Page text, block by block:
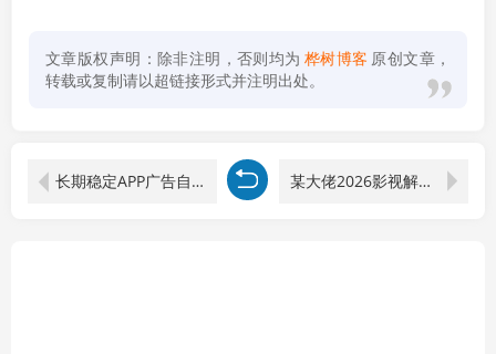
文章版权声明：除非注明，否则均为 桦树博客 原创文章，
转载或复制请以超链接形式并注明出处。
长期稳定APP广告自动化创收计划，稳定运行三年以上。日收益200+ 某大佬2026影视解说教学：1-6条过精选独家，新手也能快速产出精选级解说内容